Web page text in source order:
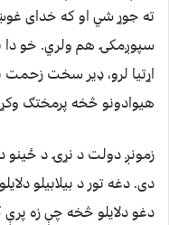
ته جوړ شي او که خدای
سپوږمکۍ هم ولري. خو دا
اړتیا لرو، ډیر سخت زحمت
هیوادونو څخه پرمختګ
زمونږ دولت د نړۍ د ځینو
دی. دغه تور د بیلابیلو
دغو دلایلو څخه چې زه